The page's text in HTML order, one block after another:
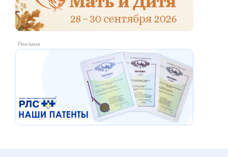
Реклама